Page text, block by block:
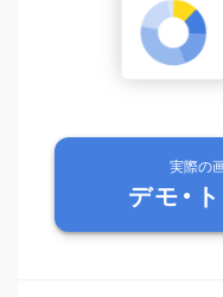
実際の
デモ・